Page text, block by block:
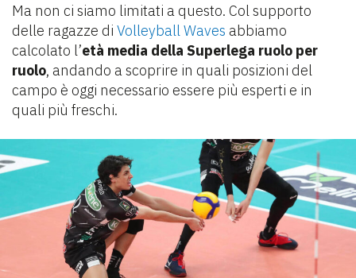
Ma non ci siamo limitati a questo. Col supporto
delle ragazze di Volleyball Waves abbiamo
calcolato l’età media della Superlega ruolo per
ruolo, andando a scoprire in quali posizioni del
campo è oggi necessario essere più esperti e in
quali più freschi.